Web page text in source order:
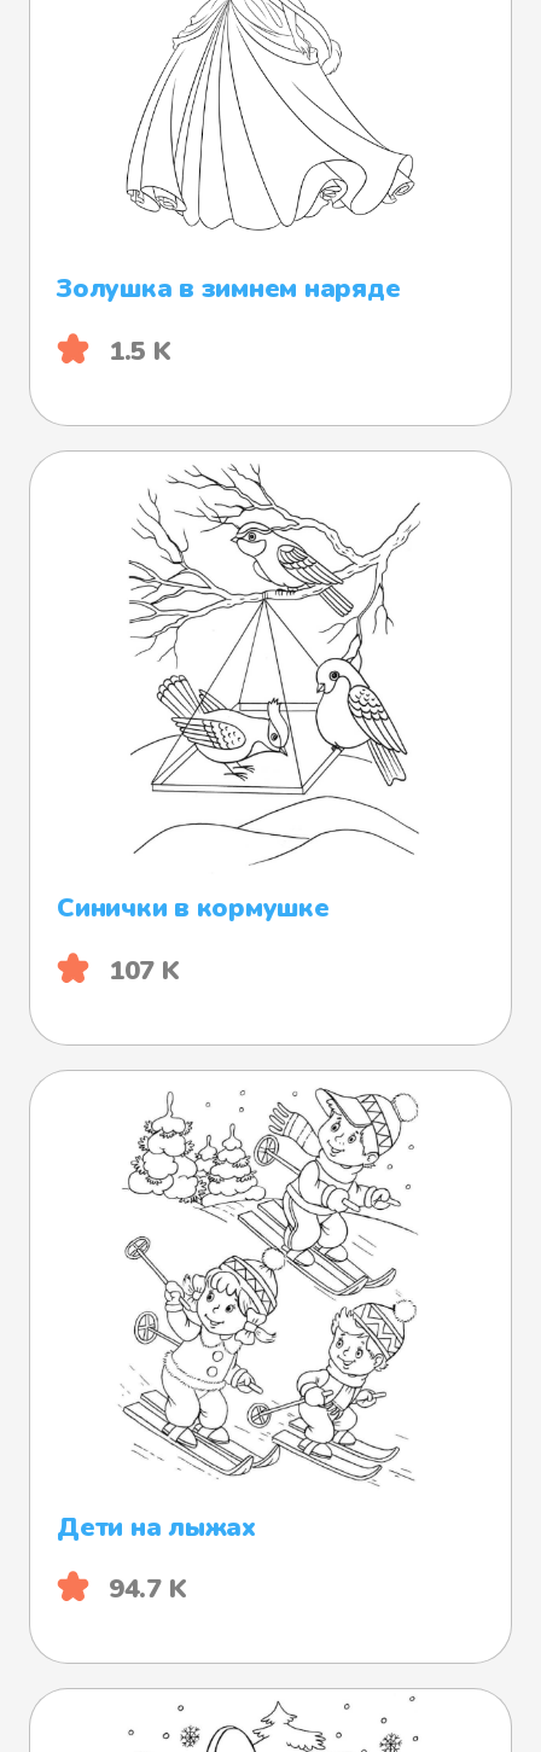
Золушка в зимнем наряде
1.5 K
Синички в кормушке
107 K
Дети на лыжах
94.7 K